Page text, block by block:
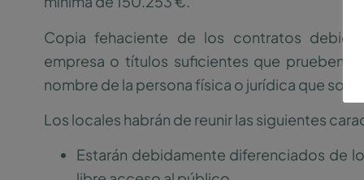
Copia fehaciente de los contratos
empresa o títulos suficientes que prueben
nombre de la persona física o jurídica que
Los locales habrán de reunir las siguientes
Estarán debidamente diferenciados de